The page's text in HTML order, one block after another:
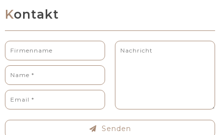
Kontakt
Senden